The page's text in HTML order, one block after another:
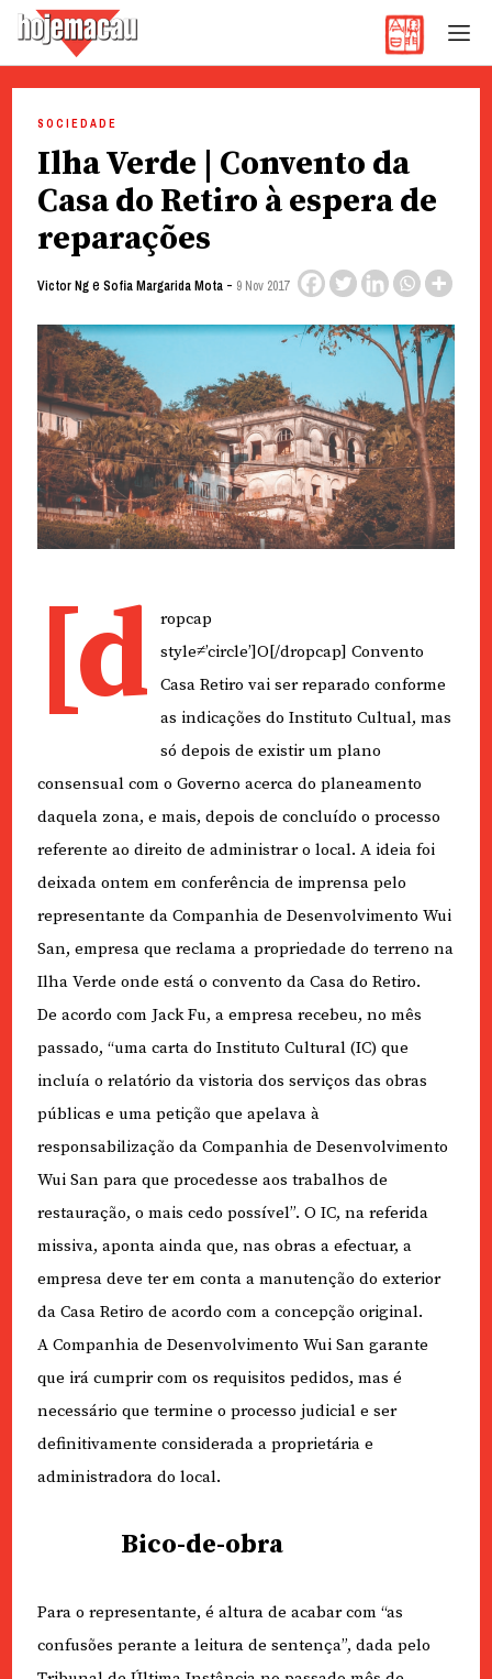
content
SOCIEDADE
Ilha Verde | Convento da
Casa do Retiro à espera de
reparações
Victor Nge Sofia Margarida Mota- 9 Nov 2017
[d
ropcap
style≠’circle’]O[/dropcap] Convento
Casa Retiro vai ser reparado conforme
as indicações do Instituto Cultual, mas
só depois de existir um plano
consensual com o Governo acerca do planeamento
daquela zona, e mais, depois de concluído o processo
referente ao direito de administrar o local. A ideia foi
deixada ontem em conferência de imprensa pelo
representante da Companhia de Desenvolvimento Wui
San, empresa que reclama a propriedade do terreno na
Ilha Verde onde está o convento da Casa do Retiro.
De acordo com Jack Fu, a empresa recebeu, no mês
passado, “uma carta do Instituto Cultural (IC) que
incluía o relatório da vistoria dos serviços das obras
públicas e uma petição que apelava à
responsabilização da Companhia de Desenvolvimento
Wui San para que procedesse aos trabalhos de
restauração, o mais cedo possível”. O IC, na referida
missiva, aponta ainda que, nas obras a efectuar, a
empresa deve ter em conta a manutenção do exterior
da Casa Retiro de acordo com a concepção original.
A Companhia de Desenvolvimento Wui San garante
que irá cumprir com os requisitos pedidos, mas é
necessário que termine o processo judicial e ser
definitivamente considerada a proprietária e
administradora do local.
Bico-de-obra
Para o representante, é altura de acabar com “as
confusões perante a leitura de sentença”, dada pelo